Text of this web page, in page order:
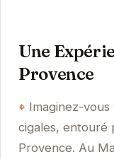
Une
Provence
Imaginez-
cigales, entouré
Provence. Au